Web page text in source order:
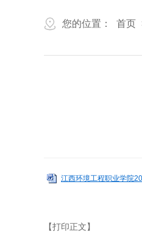
您的位置： 首页
江西环境工程职业学院
【打印正文】